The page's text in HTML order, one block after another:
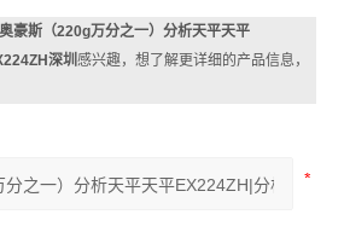
豪斯（220g万分之一）分析天平天平
深圳感兴趣，想了解更详细的产品信息，